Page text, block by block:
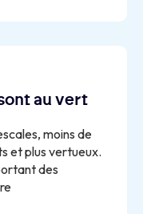
au vert
moins de
et plus vertueux.
des